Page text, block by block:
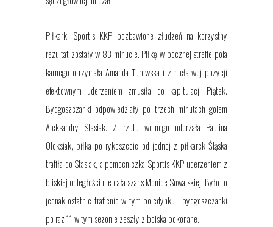
Piłkarki Sportis KKP pozbawione złudzeń na korzystny
rezultat zostały w 83 minucie. Piłkę w bocznej strefie pola
karnego otrzymała Amanda Turowska i z niełatwej pozycji
efektownym uderzeniem zmusiła do kapitulacji Piątek.
Bydgoszczanki odpowiedziały po trzech minutach golem
Aleksandry Stasiak. Z rzutu wolnego uderzała Paulina
Oleksiak, piłka po rykoszecie od jednej z piłkarek Śląska
trafiła do Stasiak, a pomocniczka Sportis KKP uderzeniem z
bliskiej odległości nie dała szans Monice Sowalskiej. Było to
jednak ostatnie trafienie w tym pojedynku i bydgoszczanki
po raz 11 w tym sezonie zeszły z boiska pokonane.